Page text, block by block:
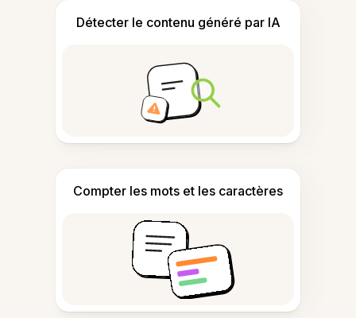
Détecter le contenu généré par IA
Compter les mots et les caractères